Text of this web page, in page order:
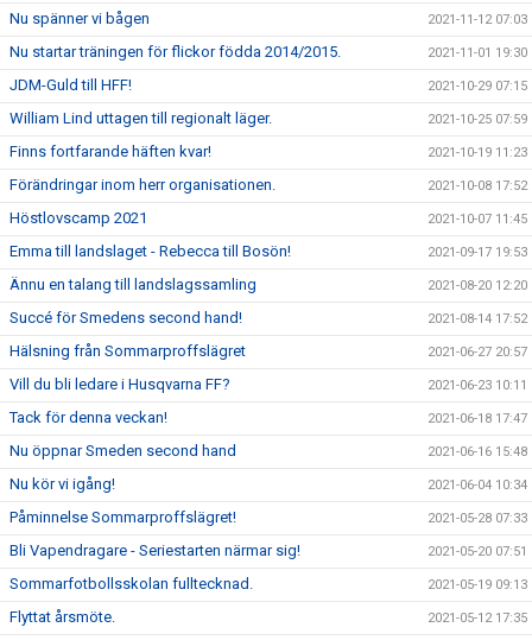
Nu spänner vi bågen 2021-11-12 07:03
Nu startar träningen för flickor födda 2014/2015. 2021-11-01 19:30
JDM-Guld till HFF! 2021-10-29 07:15
William Lind uttagen till regionalt läger. 2021-10-25 07:59
Finns fortfarande häften kvar! 2021-10-19 11:23
Förändringar inom herr organisationen. 2021-10-08 17:52
Höstlovscamp 2021 2021-10-07 11:45
Emma till landslaget - Rebecca till Bosön! 2021-09-17 19:53
Ännu en talang till landslagssamling 2021-08-20 12:20
Succé för Smedens second hand! 2021-08-14 17:52
Hälsning från Sommarproffslägret 2021-06-27 20:57
Vill du bli ledare i Husqvarna FF? 2021-06-23 10:11
Tack för denna veckan! 2021-06-18 17:47
Nu öppnar Smeden second hand 2021-06-16 15:48
Nu kör vi igång! 2021-06-04 10:34
Påminnelse Sommarproffslägret! 2021-05-28 07:33
Bli Vapendragare - Seriestarten närmar sig! 2021-05-20 07:51
Sommarfotbollsskolan fulltecknad. 2021-05-19 09:13
Flyttat årsmöte. 2021-05-12 17:35